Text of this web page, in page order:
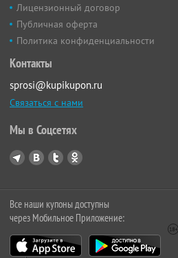
Лицензионный договор
Публичная оферта
Политика конфиденциальности
Контакты
sprosi@kupikupon.ru
Связаться с нами
Мы в Соцсетях
Все наши купоны доступны
через Мобильное Приложение: